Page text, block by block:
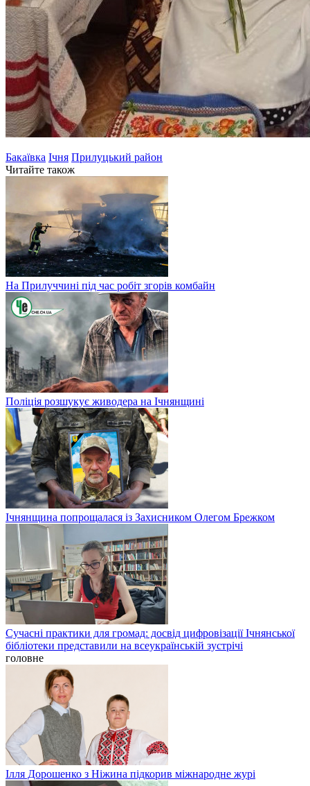
Бакаївка Ічня Прилуцький район
Читайте також
На Прилуччині під час робіт згорів комбайн
Поліція розшукує живодера на Ічнянщині
Ічнянщина попрощалася із Захисником Олегом Брежком
Сучасні практики для громад: досвід цифровізації Ічнянської
бібліотеки представили на всеукраїнській зустрічі
головне
Ілля Дорошенко з Ніжина підкорив міжнародне журі